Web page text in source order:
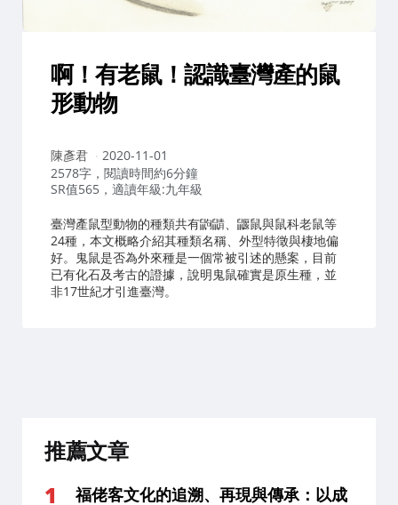
啊！有老鼠！認識臺灣產的鼠
形動物
作
者：
陳彥君
2020-11-01
2578字，閱讀時間約6分鐘
SR值565，適讀年級:九年級
臺灣產鼠型動物的種類共有鼩鼱、鼴鼠與鼠科老鼠等
24種，本文概略介紹其種類名稱、外型特徵與棲地偏
好。鬼鼠是否為外來種是一個常被引述的懸案，目前
已有化石及考古的證據，說明鬼鼠確實是原生種，並
非17世紀才引進臺灣。
推薦文章
福佬客文化的追溯、再現與傳承：以成